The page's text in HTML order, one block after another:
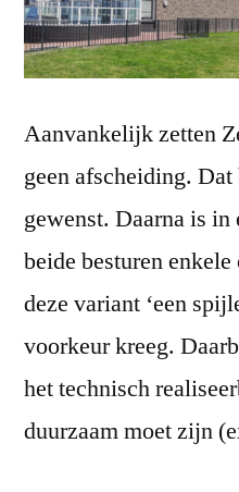
Aanvankelijk zetten
geen afscheiding.
gewenst. Daarna is in
beide besturen
deze variant ‘een
voorkeur kreeg.
het technisch
duurzaam moet zijn